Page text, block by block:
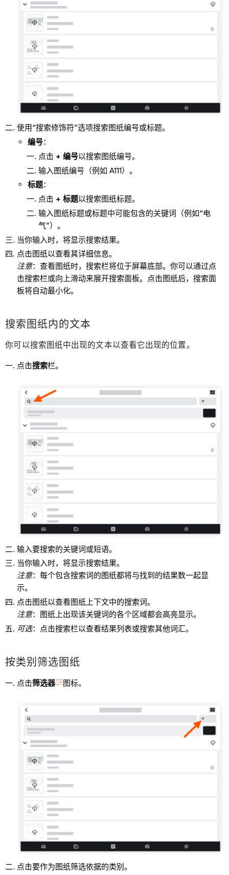
使用“搜索修饰符”选项搜索图纸编号或标题。
编号：
点击 + 编号以搜索图纸编号。
输入图纸编号（例如 A111）。
标题：
点击 + 标题以搜索图纸标题。
输入图纸标题或标题中可能包含的关键词（例如“电
气”）。
当你输入时，将显示搜索结果。
点击图纸以查看其详细信息。
注意：查看图纸时，搜索栏将位于屏幕底部。你可以通过点
击搜索栏或向上滑动来展开搜索面板。点击图纸后，搜索面
板将自动最小化。
搜索图纸内的文本
你可以搜索图纸中出现的文本以查看它出现的位置。
点击搜索栏。
输入要搜索的关键词或短语。
当你输入时，将显示搜索结果。
注意：每个包含搜索词的图纸都将与找到的结果数一起显
示。
点击图纸以查看图纸上下文中的搜索词。
注意：图纸上出现该关键词的各个区域都会高亮显示。
可选：点击搜索栏以查看结果列表或搜索其他词汇。
按类别筛选图纸
点击筛选器 图标。
点击要作为图纸筛选依据的类别。